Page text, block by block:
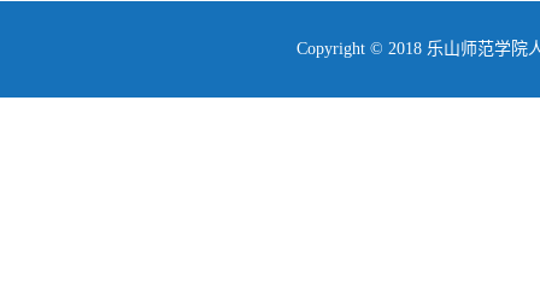
Copyright © 2018 乐山师范学院